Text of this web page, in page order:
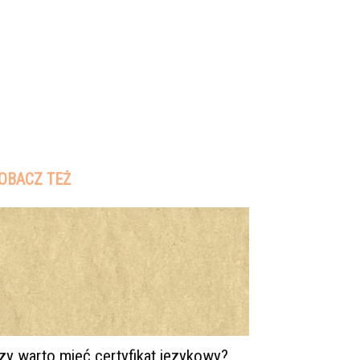
TEŻ
warto mieć certyfikat językowy?